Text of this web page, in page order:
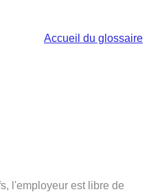
Accueil du glossaire
l'employeur est libre de